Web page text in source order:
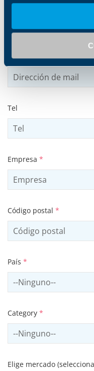
Apellido*
Dirección de mail*
Tel
Empresa *
Código postal *
País *
Select country
Category *
Select contactCategory
Elige mercado